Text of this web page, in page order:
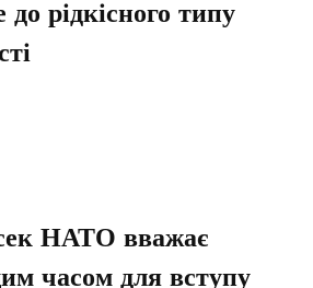
рідкісного типу
НАТО вважає
часом для вступу